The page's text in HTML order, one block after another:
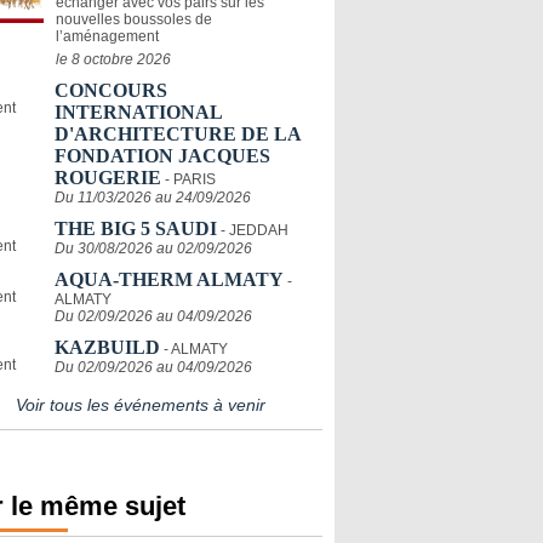
nouvelles boussoles de
l’aménagement
le 8 octobre 2026
CONCOURS
INTERNATIONAL
D'ARCHITECTURE DE LA
FONDATION JACQUES
ROUGERIE - PARIS
Du 11/03/2026 au 24/09/2026
THE BIG 5 SAUDI - JEDDAH
Du 30/08/2026 au 02/09/2026
AQUA-THERM ALMATY -
ALMATY
Du 02/09/2026 au 04/09/2026
KAZBUILD - ALMATY
Du 02/09/2026 au 04/09/2026
Voir tous les événements à venir
le même sujet